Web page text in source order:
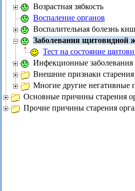
Возрастная зябкость
Воспаление органов
Воспалительная болезнь
Заболевания щитовидной
Тест на состояние
Инфекционные заболевания
Внешние признаки старения
Многие другие негативные
Основные причины старения
Прочие причины старения